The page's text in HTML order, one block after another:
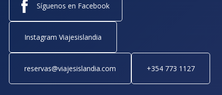
Síguenos en Facebook
Instagram Viajesislandia
reservas@viajesislandia.com +354 773 1127